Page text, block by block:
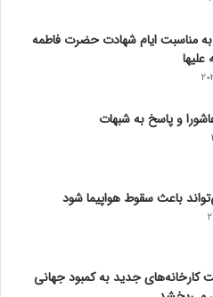
مصرف انرژی در زمستان
مناسبت ایام شهادت حضرت فاطمه
علیها
و پاسخ به شبهات
کارخانه‌های جدید به کمبود جهانی